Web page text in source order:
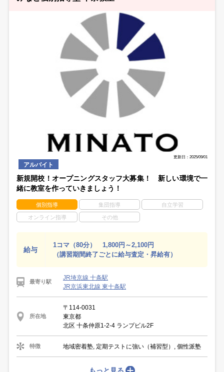
更新日：2025/09/01
アルバイト
新規開校！オープニングスタッフ大募集！ 新しい環境で一
緒に教室を作っていきましょう！
個別指導 集団指導 自立学習
オンライン指導 その他
給与
1コマ（80分） 1,800円～2,100円
（講習期間終了ごとに給与査定・昇給有）
最寄り駅
JR埼京線 十条駅
JR京浜東北線 東十条駅
所在地
〒114-0031
東京都
北区 十条仲原1-2-4 ランプビル2F
特徴 地域密着塾, 定期テストに強い（補習型）, 個性派塾